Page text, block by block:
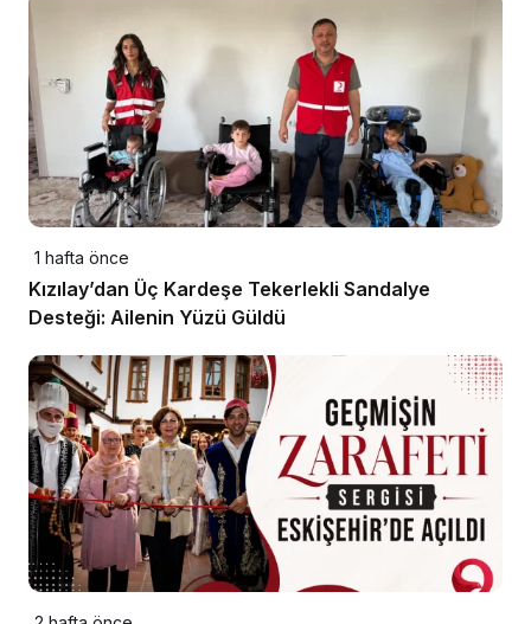
1 hafta önce
Kızılay’dan Üç Kardeşe Tekerlekli Sandalye
Desteği: Ailenin Yüzü Güldü